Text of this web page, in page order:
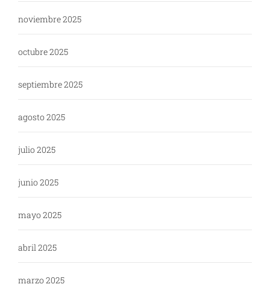
noviembre 2025
octubre 2025
septiembre 2025
agosto 2025
julio 2025
junio 2025
mayo 2025
abril 2025
marzo 2025